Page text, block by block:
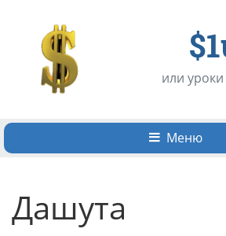
или
Меню
Дашута